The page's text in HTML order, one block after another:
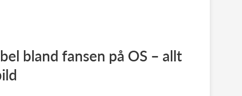
bland fansen på OS – allt